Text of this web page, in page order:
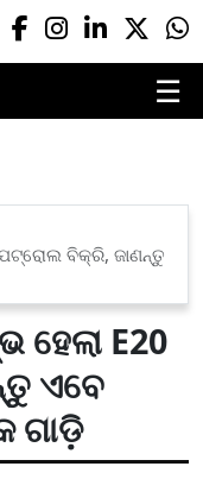
☰
ବିକ୍ରି, ଜାଣନ୍ତୁ
E20
ଏବେ
ଗାଡ଼ି